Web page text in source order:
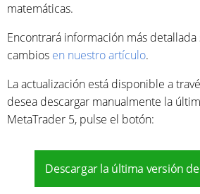
matemáticas.
Encontrará información más
cambios en nuestro artículo.
La actualización está disponible a
desea descargar manualmente la
MetaTrader 5, pulse el botón:
Descargar la última versión